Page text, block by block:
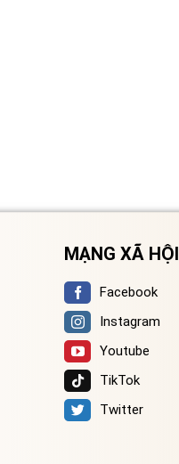
MẠNG XÃ HỘI
Facebook
Instagram
Youtube
TikTok
Twitter